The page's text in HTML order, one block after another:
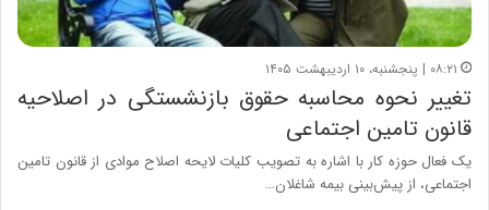
۰۸:۲۱ | پنجشنبه، ۱۰ اردیبهشت ۱۴۰۵
تغییر نحوه محاسبه حقوق بازنشستگی در اصلاحیه
قانون تامین اجتماعی
یک فعال حوزه کار با اشاره به تصویب کلیات لایحه اصلاح موادی از قانون تامین
اجتماعی، از پیش‌بینی بیمه شاغلان…